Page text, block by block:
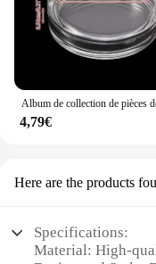
4,79€
Here are the products
Specifications:
Material: High-